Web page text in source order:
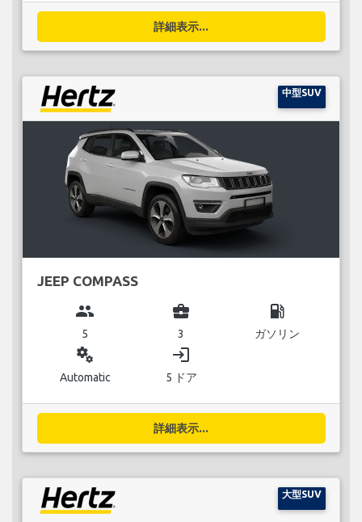
詳細表示...
中型SUV
JEEP COMPASS
group
5
business_center
3
local_gas_station
ガソリン
miscellaneous_services
Automatic
login
5 ドア
詳細表示...
大型SUV